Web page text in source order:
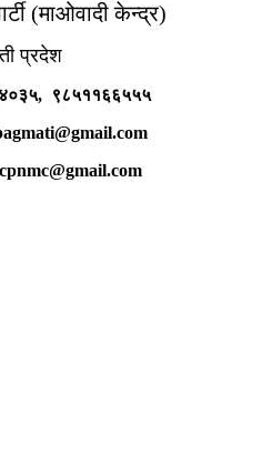
(माओवादी केन्द्र)
प्रदेश
९८५११६६५५५